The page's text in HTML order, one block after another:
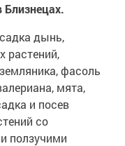
дынь,
растений,
фасоль
мята,
и посев
со
ползучими